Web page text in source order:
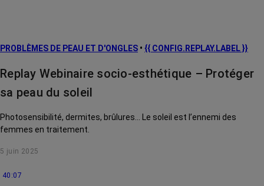
PROBLÈMES DE PEAU ET D'ONGLES • {{ CONFIG.REPLAY.LABEL }}
Replay Webinaire socio-esthétique – Protéger
sa peau du soleil
Photosensibilité, dermites, brûlures... Le soleil est l’ennemi des
femmes en traitement.
5 juin 2025
40:07